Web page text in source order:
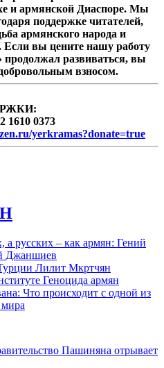
и армянской Диаспоре. Мы
поддержке читателей,
армянского народа и
Если вы цените нашу работу
продолжал развиваться, вы
взносом.
1610 0373
yerkramas?donate=true
русских – как армян: Гений
Джаншиев
Лилит Мкртчян
Геноцида армян
Что происходит с одной из
Пашиняна отрывает